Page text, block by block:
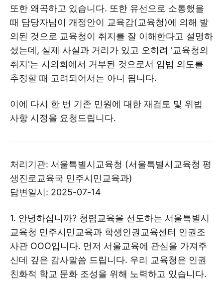
또한 왜곡하고 있습니다. 또한 유선으로 소통했을
때 담당자님이 개정안이 교육감(교육청)에 의해 발
의된 것으로 교육청이 취지를 잘 이해한다고 설명하
셨는데, 실제 사실과 거리가 있고 오히려 '교육청의
취지'는 시의회에서 거부된 것으로서 입법 의도를
추정할 때 고려되어서는 아니 됩니다.
이에 다시 한 번 기존 민원에 대한 재검토 및 위법
사항 시정을 요청드립니다.
처리기관: 서울특별시교육청 (서울특별시교육청 평
생진로교육국 민주시민교육과)
답변일시: 2025-07-14
1. 안녕하십니까? 청렴교육을 선도하는 서울특별시
교육청 민주시민교육과 학생인권교육센터 인권조
사관 OOO입니다. 먼저 서울교육에 관심을 가져주
신데 깊은 감사말씀 드립니다. 우리 교육청은 인권
친화적 학교 문화 조성을 위해 노력하고 있습니다.